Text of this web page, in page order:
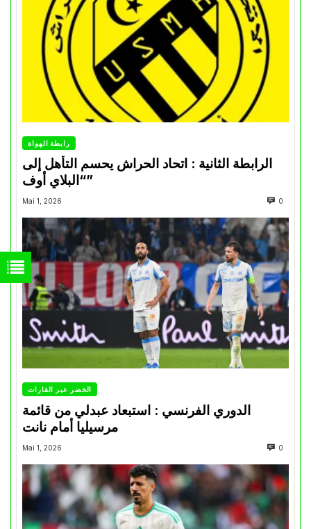
رابطة الهواة
الرابطة الثانية : اتحاد الحراش يحسم التأهل إلى
“البلاي أوف”
Mai 1, 2026 0
الخضر عبر القارات
الدوري الفرنسي : استبعاد عبدلي من قائمة
مرسيليا أمام نانت
Mai 1, 2026 0